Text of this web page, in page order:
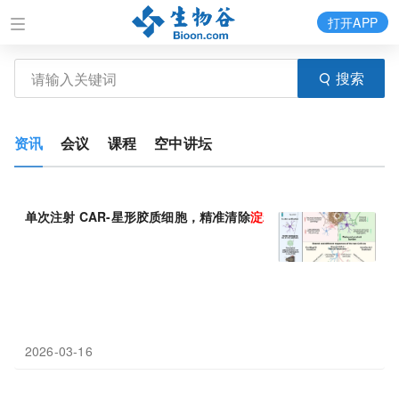
搜索
打开APP
资讯 会议 课程 空中讲坛
单次注射 CAR-星形胶质细胞，精准清除淀粉 样蛋白斑块
2026-03-16